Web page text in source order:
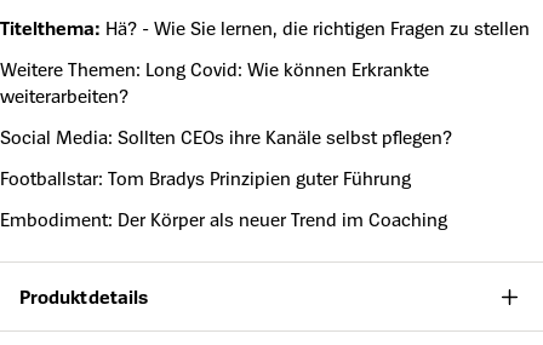
Titelthema: Hä? - Wie Sie lernen, die richtigen Fragen zu stellen
Weitere Themen: Long Covid: Wie können Erkrankte
weiterarbeiten?
Social Media: Sollten CEOs ihre Kanäle selbst pflegen?
Footballstar: Tom Bradys Prinzipien guter Führung
Embodiment: Der Körper als neuer Trend im Coaching
Produktdetails